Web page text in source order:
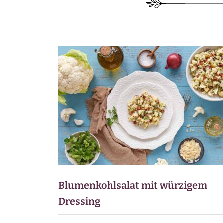
BEILAGEN
DESSERTS
SNACKS
FRÜHSTÜCK
GETRÄNKE
Blumenkohlsalat mit würzigem
Dressing